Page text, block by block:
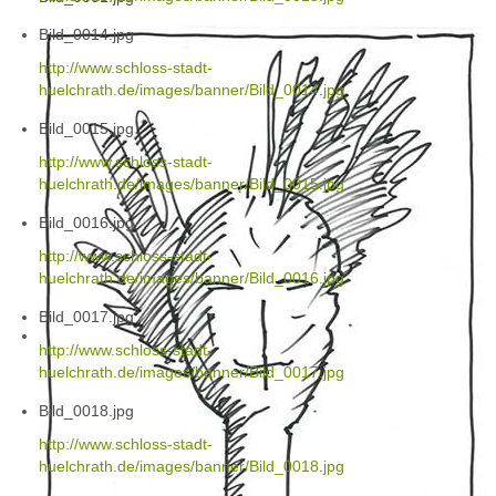
Bild_0014.jpg
http://www.schloss-stadt-
huelchrath.de/images/banner/Bild_0014.jpg
Bild_0015.jpg
http://www.schloss-stadt-
huelchrath.de/images/banner/Bild_0015.jpg
Bild_0016.jpg
http://www.schloss-stadt-
huelchrath.de/images/banner/Bild_0016.jpg
Bild_0017.jpg
http://www.schloss-stadt-
huelchrath.de/images/banner/Bild_0017.jpg
Bild_0018.jpg
http://www.schloss-stadt-
huelchrath.de/images/banner/Bild_0018.jpg